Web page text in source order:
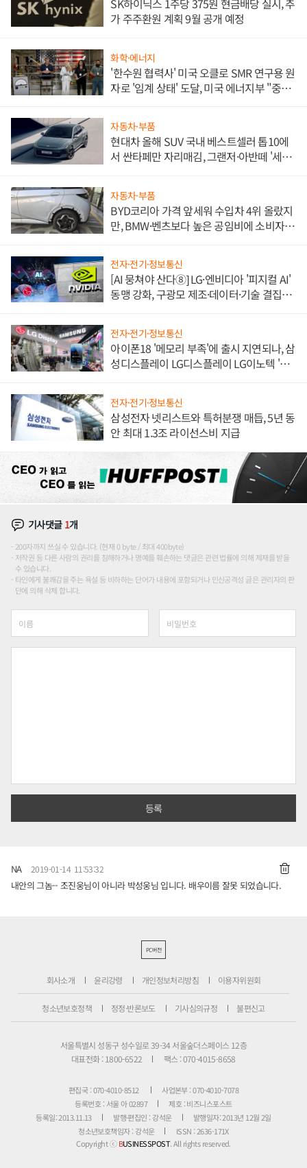
SK하이닉스 1주당 375원 현금배당 실시, 추
가 주주환원 계획 9월 공개 예정
화학·에너지
'한수원 협력사' 미국 오클로 SMR 연구용 원
자로 '임계 상태' 도달, 미국 에너지부 "중요
자동차·부품
현대차 올해 SUV 국내 베스트셀러 톱10에
서 싼타페만 자리매김, 그랜저·아반떼 '세단
자동차·부품
BYD코리아 가격 앞세워 수입차 4위 올랐지
만, BMW·벤츠보다 높은 공임비에 소비자
전자·전기·정보통신
[AI 뭉쳐야 산다⑧] LG·엔비디아 '피지컬 AI'
동맹 강화, 구광모 제조·데이터·기술 결집
전자·전기·정보통신
아이폰18 '메모리 부족'에 출시 지연되나, 삼
성디스플레이 LG디스플레이 LG이노텍 '탈
전자·전기·정보통신
삼성전자 넷리스트와 특허분쟁 매듭, 5년 동
안 최대 1.3조 라이선스비 지급
기사댓글 1개
200자까지 쓰실 수 있습니다. (현재 0 byte / 최대 400byte)
저작권 등 다른 사람의 권리를 침해하거나 명예를 훼손하는 댓글은 관련 법률에 의해 제재를 받을
수 있습니다.
타인에게 불쾌감을 주는 욕설 등 비하하는 단어가 내용에 포함되거나 인신공격성 글은 관리자의 판
단에 의해 삭제 합니다.
NA 2019-01-14 11:53:32
내안의 그놈-- 조진웅님이 아니라 박성웅님 입니다. 배우이름 잘못 되었습니다.
PC버전
회사소개 윤리강령 개인정보처리방침 이용자위원회
청소년보호정책 정정·반론보도 기사심의규정 불편신고
서울특별시 성동구 성수일로 39-34 서울숲더스페이스 12층
대표전화 : 1800-6522
팩스 : 070-4015-8658
편집국 : 070-4010-8512
사업본부 : 070-4010-7078
등록번호 : 서울 아 02897
제호 : 비즈니스포스트
등록일: 2013.11.13
발행·편집인 : 강석운
발행일자: 2013년 12월 2일
청소년보호책임자 : 강석운
ISSN : 2636-171X
Copyright ⓒBUSINESSPOST. All rights reserved.